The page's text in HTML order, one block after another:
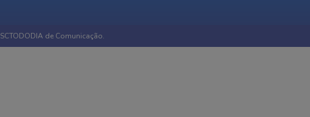
de Comunicação.